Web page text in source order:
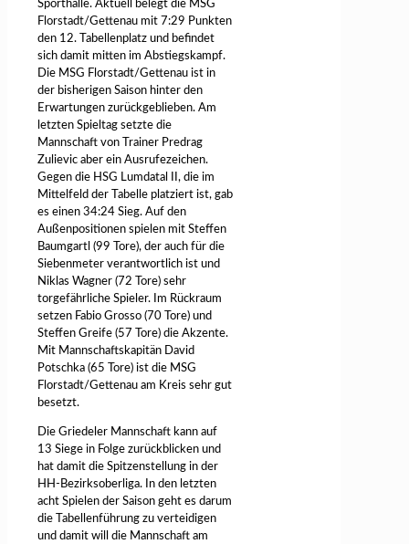
Sporthalle. Aktuell belegt die MSG
Florstadt/Gettenau mit 7:29 Punkten
den 12. Tabellenplatz und befindet
sich damit mitten im Abstiegskampf.
Die MSG Florstadt/Gettenau ist in
der bisherigen Saison hinter den
Erwartungen zurückgeblieben. Am
letzten Spieltag setzte die
Mannschaft von Trainer Predrag
Zulievic aber ein Ausrufezeichen.
Gegen die HSG Lumdatal II, die im
Mittelfeld der Tabelle platziert ist, gab
es einen 34:24 Sieg. Auf den
Außenpositionen spielen mit Steffen
Baumgartl (99 Tore), der auch für die
Siebenmeter verantwortlich ist und
Niklas Wagner (72 Tore) sehr
torgefährliche Spieler. Im Rückraum
setzen Fabio Grosso (70 Tore) und
Steffen Greife (57 Tore) die Akzente.
Mit Mannschaftskapitän David
Potschka (65 Tore) ist die MSG
Florstadt/Gettenau am Kreis sehr gut
besetzt.
Die Griedeler Mannschaft kann auf
13 Siege in Folge zurückblicken und
hat damit die Spitzenstellung in der
HH-Bezirksoberliga. In den letzten
acht Spielen der Saison geht es darum
die Tabellenführung zu verteidigen
und damit will die Mannschaft am